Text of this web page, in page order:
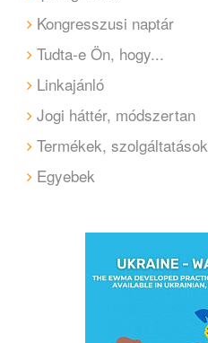
Kongresszusi naptár
Tudta-e Ön, hogy...
Linkajánló
Jogi háttér, módszertan
Termékek, szolgáltatások
Egyebek